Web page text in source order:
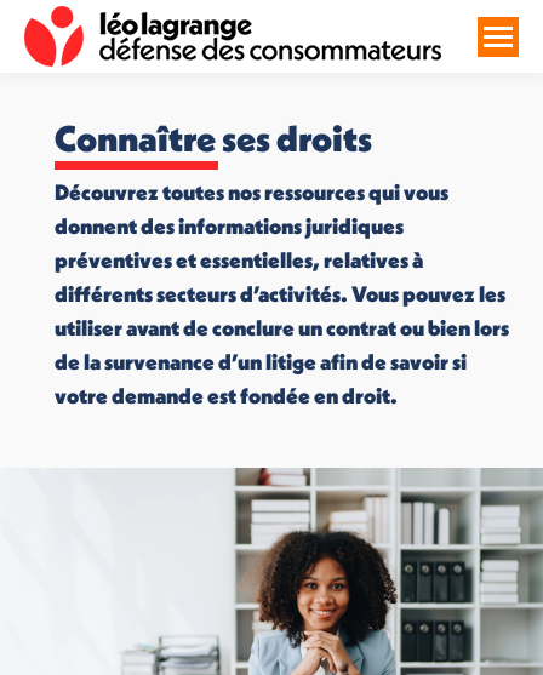
Connaître ses droits
Découvrez toutes nos ressources qui vous
donnent des informations juridiques
préventives et essentielles, relatives à
différents secteurs d’activités. Vous pouvez les
utiliser avant de conclure un contrat ou bien lors
de la survenance d’un litige afin de savoir si
votre demande est fondée en droit.